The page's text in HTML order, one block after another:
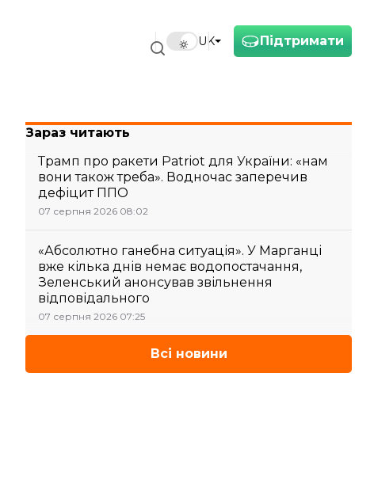
Підтримати
UK
Зараз читають
Трамп про ракети Patriot для України: «нам
вони також треба». Водночас заперечив
дефіцит ППО
07 серпня 2026 08:02
«Абсолютно ганебна ситуація». У Марганці
вже кілька днів немає водопостачання,
Зеленський анонсував звільнення
відповідального
07 серпня 2026 07:25
Всі новини